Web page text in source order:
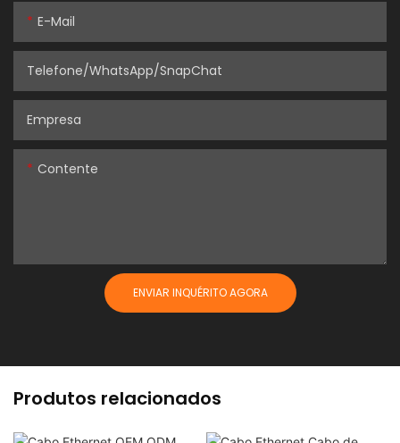
E-Mail
Telefone/WhatsApp/SnapChat
Empresa
Contente
ENVIAR INQUÉRITO AGORA
Produtos relacionados